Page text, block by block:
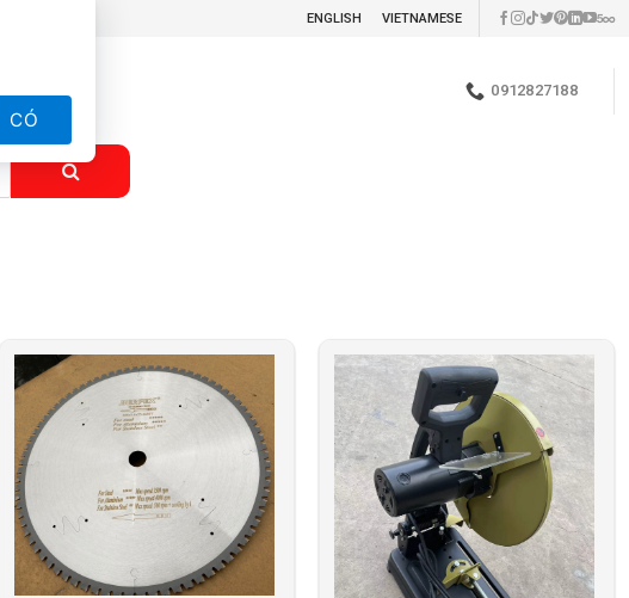
ENGLISH VIETNAMESE
0912827188
CÓ